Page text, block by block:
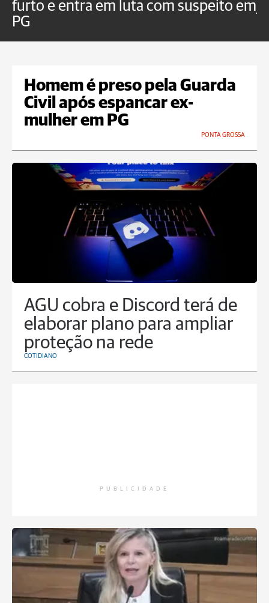
furto e entra em luta com suspeito em
PG
Homem é preso pela Guarda
Civil após espancar ex-
mulher em PG
PONTA GROSSA
AGU cobra e Discord terá de
elaborar plano para ampliar
proteção na rede
COTIDIANO
PUBLICIDADE